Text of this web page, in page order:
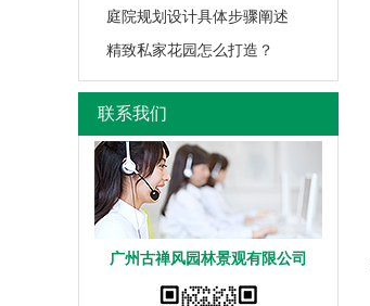
庭院规划设计具体步骤阐述
精致私家花园怎么打造？
联系我们
广州古禅风园林景观有限公司